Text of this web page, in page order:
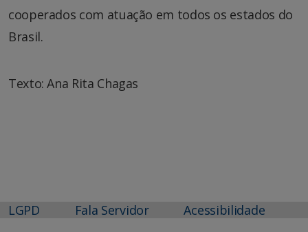
cooperados com atuação em todos os estados do
Brasil.
Texto: Ana Rita Chagas
LGPD Fala Servidor Acessibilidade